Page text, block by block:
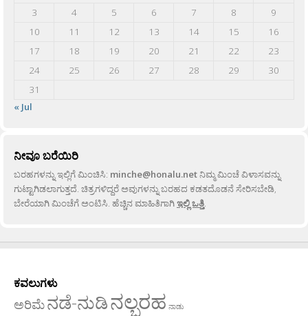
3
4 5 6 7 8
9
10
11 12 13 14 15
16
17
18 19 20 21 22
23
24
25 26 27 28 29
30
31
« Jul
ನೀವೂ ಬರೆಯಿರಿ
ಬರಹಗಳನ್ನು ಇಲ್ಲಿಗೆ ಮಿಂಚಿಸಿ: minche@honalu.netನಿಮ್ಮ ಮಿಂಚೆ ವಿಳಾಸವನ್ನು
ಗುಟ್ಟಾಗಿಡಲಾಗುತ್ತದೆ. ಚಿತ್ರಗಳಿದ್ದರೆ ಅವುಗಳನ್ನು ಬರಹದ ಕಡತದೊಡನೆ ಸೇರಿಸಬೇಡಿ,
ಬೇರೆಯಾಗಿ ಮಿಂಚೆಗೆ ಅಂಟಿಸಿ. ಹೆಚ್ಚಿನ ಮಾಹಿತಿಗಾಗಿಇಲ್ಲಿ ಒತ್ತಿ.
ಕವಲುಗಳು
ಅರಿಮೆನಡೆ-ನುಡಿನಲ್ಬರಹ ನಾಡು